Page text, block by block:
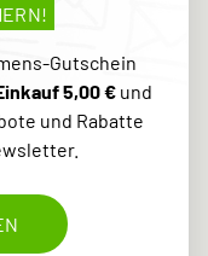
Gutschein
5,00 €und
und Rabatte